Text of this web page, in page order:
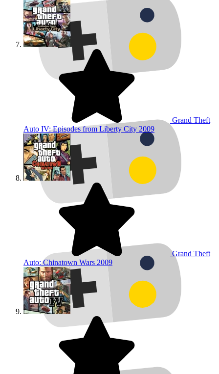
Grand Theft
Auto IV: Episodes from Liberty City 2009
Grand Theft
Auto: Chinatown Wars 2009